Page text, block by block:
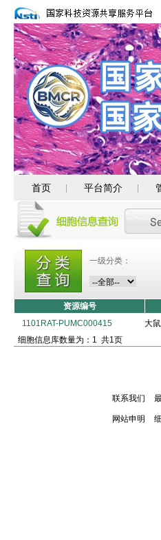
首页 平台简介
一级分类：
资源编号
1101RAT-PUMC000415
大
细胞信息库数量为：1 共1页
联系我们
网站申明